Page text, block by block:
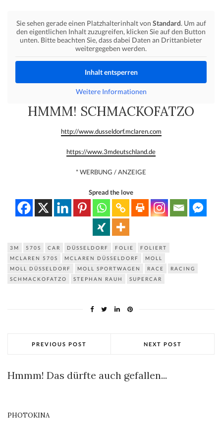
Sie sehen gerade einen Platzhalterinhalt von Standard. Um auf
den eigentlichen Inhalt zuzugreifen, klicken Sie auf den Button
unten. Bitte beachten Sie, dass dabei Daten an Drittanbieter
weitergegeben werden.
Inhalt entsperren
Weitere Informationen
HMMM! SCHMACKOFATZO
http://www.dusseldorf.mclaren.com
https://www.3mdeutschland.de
* WERBUNG / ANZEIGE
Spread the love
3M 570S CAR DÜSSELDORF FOLIE
FOLIERT
MCLAREN 570S
MCLAREN DÜSSELDORF
MOLL
MOLL DÜSSELDORF
MOLL SPORTWAGEN RACE
RACING
SCHMACKOFATZO
STEPHAN RAUH SUPERCAR
PREVIOUS POST NEXT POST
Hmmm! Das dürfte auch gefallen...
PHOTOKINA